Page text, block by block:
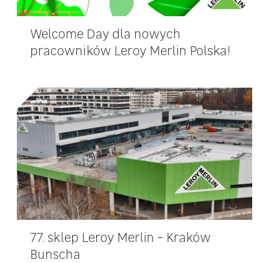
Welcome Day dla nowych
pracowników Leroy Merlin Polska!
77. sklep Leroy Merlin - Kraków
Bunscha